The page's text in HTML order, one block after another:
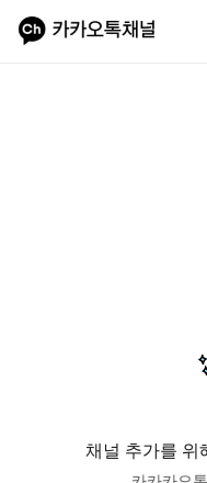
채널 추가를 위